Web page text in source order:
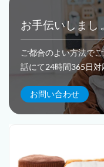
お手伝いしまし
ご都合のよい方法で
話にて24時間365日
お問い合わせ